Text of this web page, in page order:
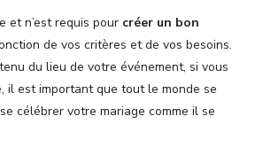
et n’est requis pour créer un bon
de vos critères et de vos besoins.
du lieu de votre événement, si vous
il est important que tout le monde se
célébrer votre mariage comme il se